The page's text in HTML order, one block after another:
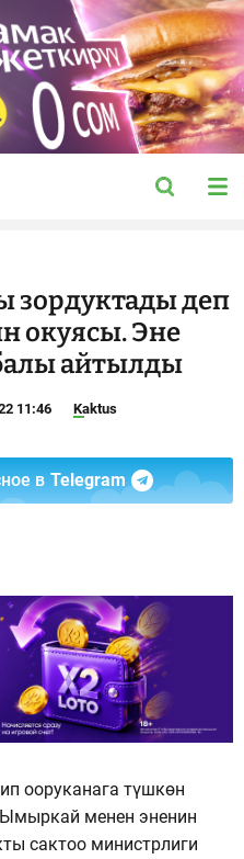
зордуктады деп
окуясы. Эне
айтылды
11:46 Kaktus
в Telegram
ооруканага түшкөн
менен эненин
сактоо министрлиги